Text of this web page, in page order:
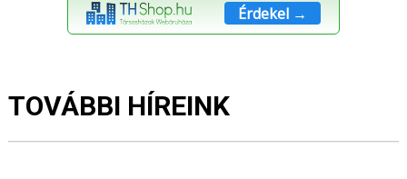
Érdekel →
TOVÁBBI HÍREINK